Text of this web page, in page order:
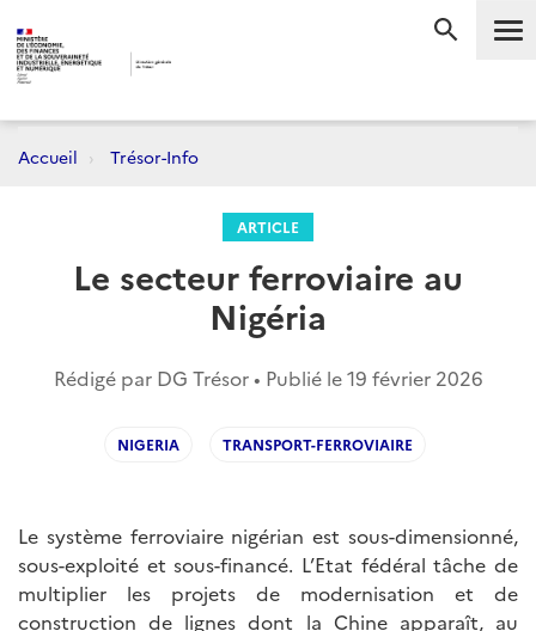
Accueil Trésor-Info
ARTICLE
Le secteur ferroviaire au
Nigéria
Rédigé par DG Trésor • Publié le19 février 2026
NIGERIA TRANSPORT-FERROVIAIRE
Le système ferroviaire nigérian est sous-dimensionné,
sous-exploité et sous-financé. L’Etat fédéral tâche de
multiplier les projets de modernisation et de
construction de lignes dont la Chine apparaît, au